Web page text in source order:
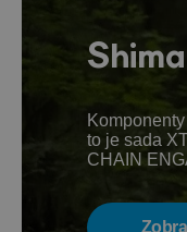
to je sada
CHAIN